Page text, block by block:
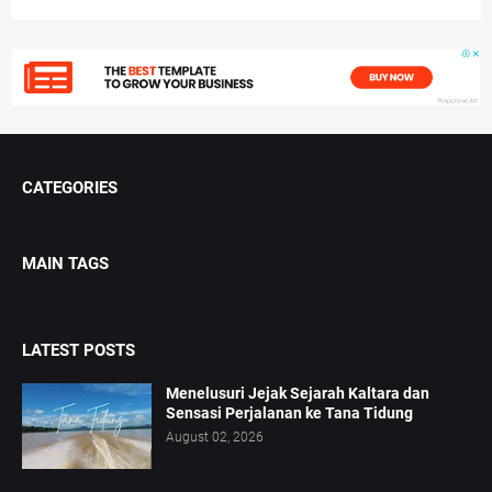
CATEGORIES
MAIN TAGS
LATEST POSTS
Menelusuri Jejak Sejarah Kaltara dan
Sensasi Perjalanan ke Tana Tidung
August 02, 2026